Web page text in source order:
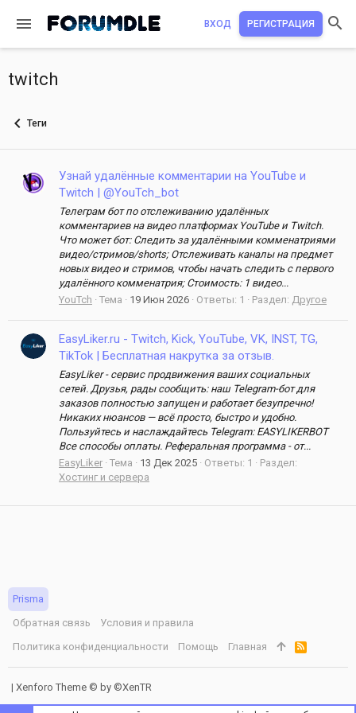
ВХОД РЕГИСТРАЦИЯ
twitch
Теги
Узнай удалённые комментарии на YouTube и
Twitch | @YouTch_bot
Телеграм бот по отслеживанию удалённых
комментариев на видео платформах YouTube и Twitch.
Что может бот: Следить за удалёнными комменатриями
видео/стримов/shorts; Отслеживать каналы на предмет
новых видео и стримов, чтобы начать следить с первого
удалённого комменатрия; Стоимость: 1 видео...
YouTch
Тема 19 Июн 2026 Ответы: 1 Раздел: Другое
EasyLiker.ru - Twitch, Kick, YouTube, VK, INST, TG,
TikTok | Бесплатная накрутка за отзыв.
EasyLiker - сервис продвижения ваших социальных
сетей. Друзья, рады сообщить: наш Telegram-бот для
заказов полностью запущен и работает безупречно!
Никаких нюансов — всё просто, быстро и удобно.
Пользуйтесь и наслаждайтесь Telegram: EASYLIKERBOT
Все способы оплаты. Реферальная программа - от...
EasyLiker Тема 13 Дек 2025 Ответы: 1
Раздел:
Хостинг и сервера
Prisma
Обратная связь
Условия и правила
Политика конфиденциальности
Помощь Главная
R
S
S
| Xenforo Theme © by ©XenTR